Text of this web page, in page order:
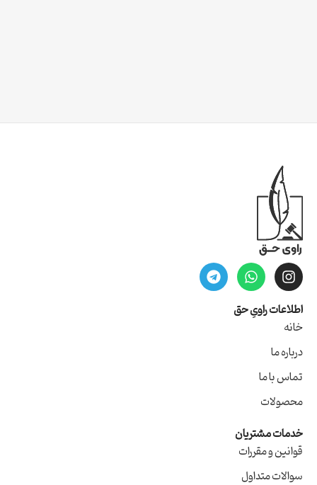
اطلاعات راویِ حق
خانه
درباره ما
تماس با ما
محصولات
خدمات مشتریان
قوانین و مقررات
سوالات متداول